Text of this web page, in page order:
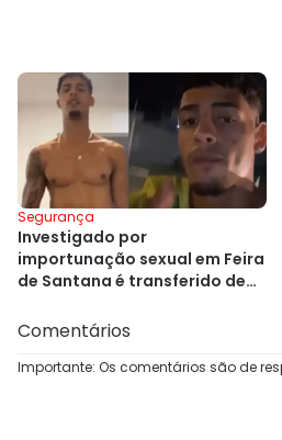
Segurança
Investigado por
importunação sexual em Feira
de Santana é transferido de
Comentários
Importante: Os comentários são de